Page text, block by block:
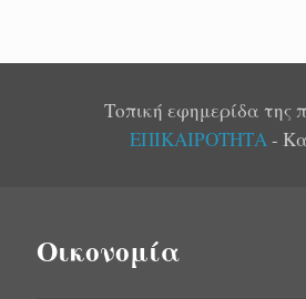
Τοπική εφημερίδα της
ΕΠΙΚΑΙΡΟΤΗΤΑ-
Οικονομία